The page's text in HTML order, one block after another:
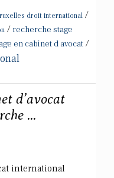
droit international /
/ recherche stage
en cabinet d avocat /
d’avocat
...
international